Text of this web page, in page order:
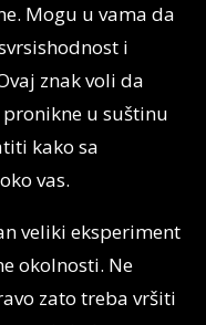
Mogu u vama da
i
znak voli da
u suštinu
kako sa
vas.
veliki eksperiment
okolnosti. Ne
zato treba vršiti